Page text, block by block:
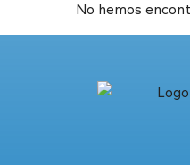
No hemos